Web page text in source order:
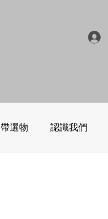
選物 認識我們